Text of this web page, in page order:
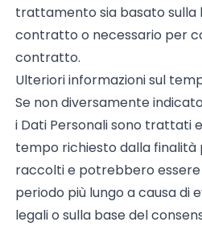
trattamento sia basato sulla
contratto o necessario per
contratto.
Ulteriori informazioni sul
Se non diversamente
i Dati Personali sono trattati
tempo richiesto dalla finalità
raccolti e potrebbero
periodo più lungo a causa di
legali o sulla base del